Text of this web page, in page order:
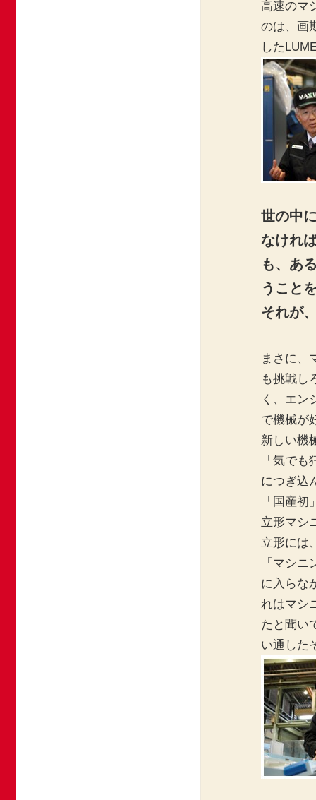
高速のマ
のは、画
した
世の中
なけれ
も、あ
うこと
それが
まさに、
も挑戦し
く、エン
で機械が
新しい機
「気で
につぎ込
「国産
立形マシ
立形には
「マシ
に入らな
れはマシ
たと聞い
い通した